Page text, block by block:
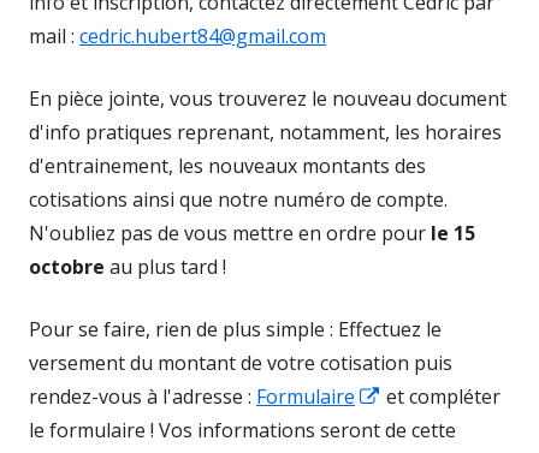
mail : cedric.hubert84@gmail.com
En pièce jointe, vous trouverez le nouveau document
d'info pratiques reprenant, notamment, les horaires
d'entrainement, les nouveaux montants des
cotisations ainsi que notre numéro de compte.
N'oubliez pas de vous mettre en ordre pour le 15
octobre au plus tard !
Pour se faire, rien de plus simple : Effectuez le
versement du montant de votre cotisation puis
rendez-vous à l'adresse : Formulaire
Ouvrir
dans
et compléter
le formulaire ! Vos informations seront de cette